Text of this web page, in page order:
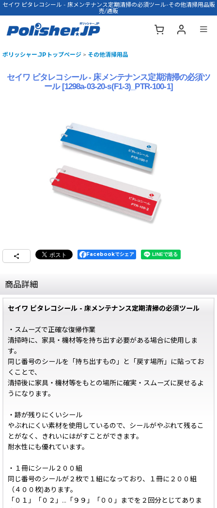
セイワ ピタレコシール - 床メンテナンス定期清掃の必須ツール-その他清掃用品販
売/通販
ポリッシャー.JPトップページ > その他清掃用品
セイワ ピタレコシール - 床メンテナンス定期清掃の必須ツ
ール [1298a-03-20-s(F1-3)_PTR-100-1]
Facebookでシェア
商品詳細
セイワ ピタレコシール - 床メンテナンス定期清掃の必須ツール
・スムーズで正確な復帰作業
清掃時に、家具・機材等を持ち出す必要がある場合に使用しま
す。
同じ番号のシールを「持ち出すもの」と「戻す場所」に貼ってお
くことで、
清掃後に家具・機材等をもとの場所に確実・スムーズに戻せるよ
うになります。
・跡が残りにくいシール
やぶれにくい素材を使用しているので、シールがやぶれて残るこ
とがなく、きれいにはがすことができます。
耐水性にも優れています。
・１冊にシール２００組
同じ番号のシールが２枚で１組になっており、１冊に２００組
（４００枚)あります。
「０１」「０２」…「９９」「００」までを２回分とじてありま